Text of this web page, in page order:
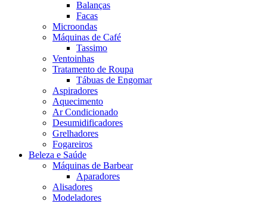
Balanças
Facas
Microondas
Máquinas de Café
Tassimo
Ventoinhas
Tratamento de Roupa
Tábuas de Engomar
Aspiradores
Aquecimento
Ar Condicionado
Desumidificadores
Grelhadores
Fogareiros
Beleza e Saúde
Máquinas de Barbear
Aparadores
Alisadores
Modeladores